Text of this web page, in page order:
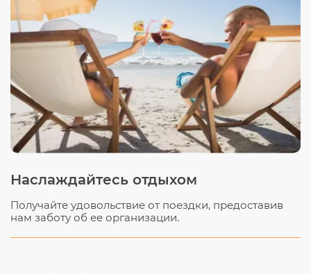
Наслаждайтесь отдыхом
Получайте удовольствие от поездки, предоставив
нам заботу об ее организации.